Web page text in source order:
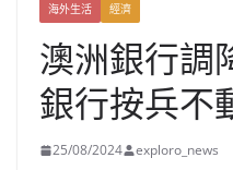
海外生活 經濟
澳洲銀行調
銀行按兵不
25/08/2024 exploro_news